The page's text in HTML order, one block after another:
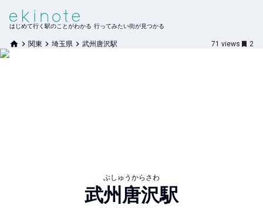
はじめて行く駅のことがわかる 行ってみたい街が見つかる
関東 埼玉県 武州唐沢駅 71 views 2
ぶしゅうからさわ
武州唐沢駅